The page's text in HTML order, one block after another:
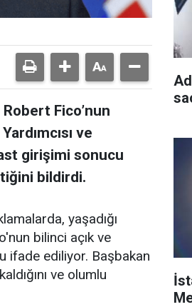
Robert Fico’nun
ve
girişimi sonucu
bildirdi.
yaşadığı
bilinci açık ve
ifade ediliyor. Başbakan
ve olumlu